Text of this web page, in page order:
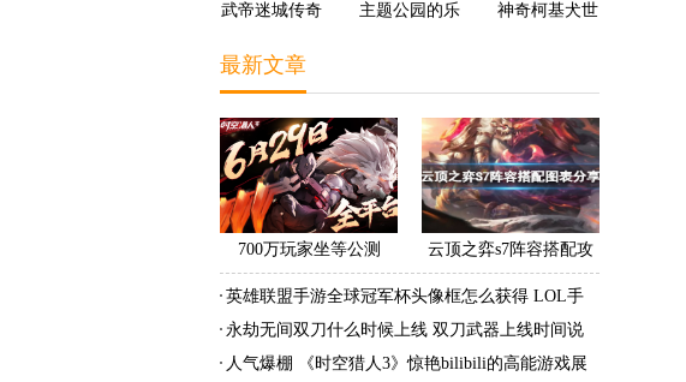
武帝迷城传奇
主题公园的乐
神奇柯基犬世
最新文章
700万玩家坐等公测
《时空猎人3》老玩家加
云顶之弈s7阵容搭配攻
略 s7最强阵容搭配组成
大全最新
英雄联盟手游全球冠军杯头像框怎么获得 LOL手
游2022全球冠军杯头像框领取活动
永劫无间双刀什么时候上线 双刀武器上线时间说
明与分享
人气爆棚 《时空猎人3》惊艳bilibili的高能游戏展